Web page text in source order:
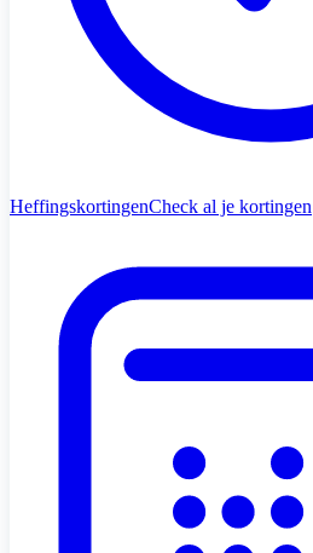
HeffingskortingenCheck al je kortingen